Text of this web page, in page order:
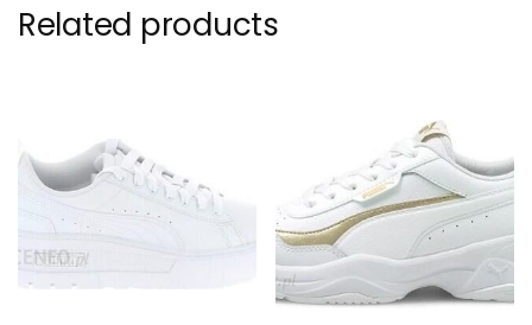
Related products